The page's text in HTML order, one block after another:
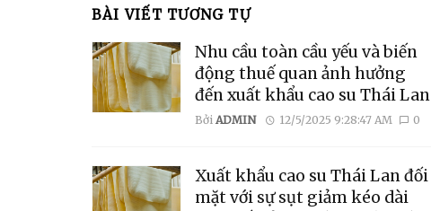
BÀI VIẾT TƯƠNG TỰ
Nhu cầu toàn cầu yếu và biến
động thuế quan ảnh hưởng
đến xuất khẩu cao su Thái Lan
Bởi ADMIN 12/5/2025 9:28:47 AM 0
Xuất khẩu cao su Thái Lan đối
mặt với sự sụt giảm kéo dài